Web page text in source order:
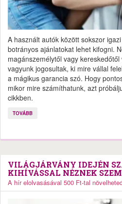
A használt autók között sokszor
botrányos ajánlatokat lehet kifogni.
magánszemélytől vagy
vagyunk jogosultak, ki mire vállal
a mágikus garancia szó. Hogy
mikor mire számíthatunk, azt
cikkben.
TOVÁBB
VILÁGJÁRVÁNY IDEJÉN
KIHÍVÁSSAL NÉZNEK
A hír elolvasásával 500 Ft-tal